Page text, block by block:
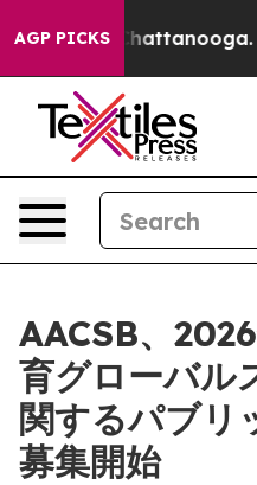
AGP PICKS
in Chattanooga.
AACSB、
育グローバル
関するパブリ
募集開始